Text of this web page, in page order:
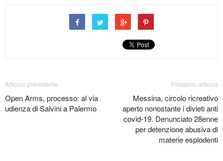
Articolo precedente
Open Arms, processo: al via
udienza di Salvini a Palermo
Prossimo articolo
Messina, circolo ricreativo
aperto nonostante i divieti anti
covid-19. Denunciato 28enne
per detenzione abusiva di
materie esplodenti